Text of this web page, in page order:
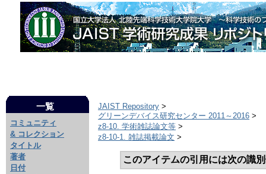
一覧
コミュニティ
& コレクション
タイトル
著者
日付
JAIST Repository >
グリーンデバイス研究センター 2011～2016 >
z8-10. 学術雑誌論文等 >
z8-10-1. 雑誌掲載論文 >
このアイテムの引用には次の識